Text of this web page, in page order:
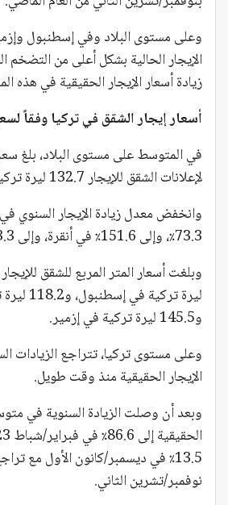
وعلى مستوى البلاد وفي إسطنبول
الإيجار الحالية بشكل أعلى من التضخم
زيادة أسعار الإيجار الحقيقية في هذه
أسعار إيجار الشقق في تركيا وفقاً
في المتوسط على مستوى البلاد، بلغ
لإعلانات الشقق للإيجار 132.7 ليرة تركية.
وانخفض معدل زيادة الإيجار السنوي
73.3٪، وإلى 151.6٪ في أنقرة، وإلى 113.3٪ في إزمير.
ليرة
و145.5 ليرة تركية في إزمير.
وعلى مستوى تركيا، تتراجع الزيادات
الإيجار الحقيقية منذ وقت طويل.
وبعد أن وصلت الزيادة السنوية في
نوفمبر/تشرين الثاني.